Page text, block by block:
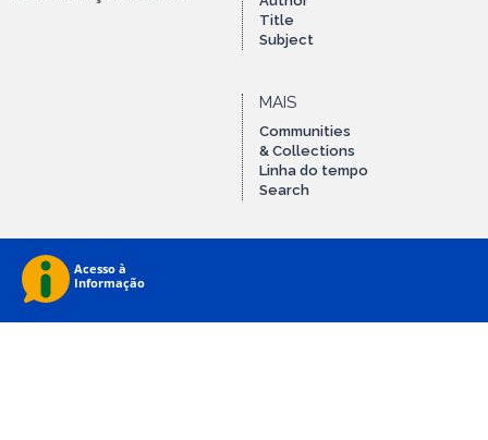
Title
Subject
MAIS
Communities
& Collections
Linha do tempo
Search